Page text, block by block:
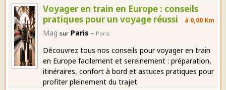
Voyager en train en Europe : conseils
pratiques pour un voyage réussi
à 0,00 Km
Mag sur Paris - Paris
Découvrez tous nos conseils pour voyager en train
en Europe facilement et sereinement : préparation,
itinéraires, confort à bord et astuces pratiques pour
profiter pleinement du trajet.